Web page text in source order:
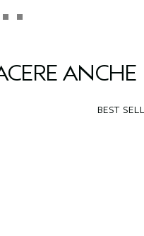
ANCHE
BEST